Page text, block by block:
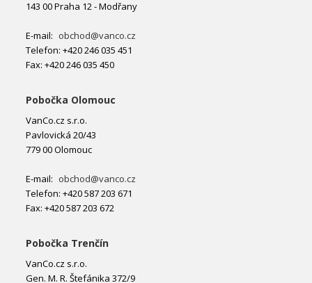
143 00 Praha 12 - Modřany
E-mail: obchod@vanco.cz
Telefon: +420 246 035 451
Fax: +420 246 035 450
Pobočka Olomouc
VanCo.cz s.r.o.
Pavlovická 20/43
779 00 Olomouc
E-mail: obchod@vanco.cz
Telefon: +420 587 203 671
Fax: +420 587 203 672
Pobočka Trenčín
VanCo.cz s.r.o.
Gen. M. R. Štefánika 372/9